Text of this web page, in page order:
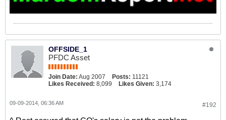
OFFSIDE_1
PFDC Asset
Join Date: Aug 2007 Posts: 11121
Likes Received: 8,099 Likes Given: 3,174
#192
09-09-2014, 06:36 AM